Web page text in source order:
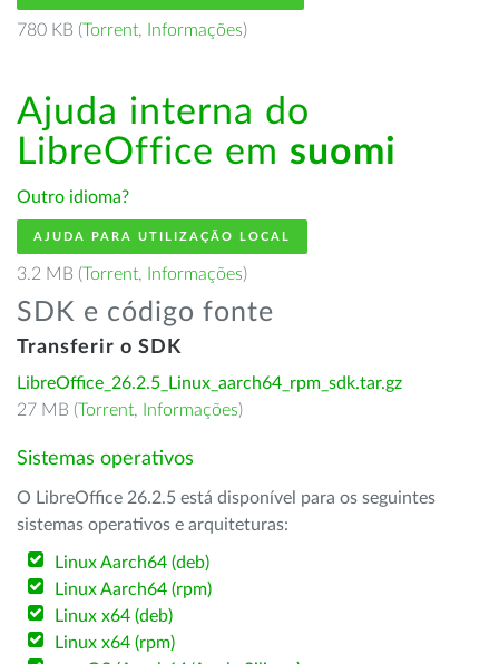
780 KB (Torrent, Informações)
Ajuda interna do
LibreOffice em suomi
Outro idioma?
AJUDA PARA UTILIZAÇÃO LOCAL
3.2 MB (Torrent, Informações)
SDK e código fonte
Transferir o SDK
LibreOffice_26.2.5_Linux_aarch64_rpm_sdk.tar.gz
27 MB (Torrent, Informações)
Sistemas operativos
O LibreOffice 26.2.5 está disponível para os seguintes
sistemas operativos e arquiteturas:
Linux Aarch64 (deb)
Linux Aarch64 (rpm)
Linux x64 (deb)
Linux x64 (rpm)